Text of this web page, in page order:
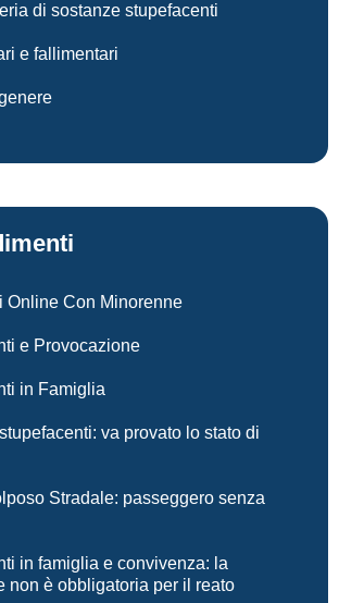
di sostanze stupefacenti
e fallimentari
Online Con Minorenne
e Provocazione
in Famiglia
va provato lo stato di
Stradale: passeggero senza
in famiglia e convivenza: la
non è obbligatoria per il reato